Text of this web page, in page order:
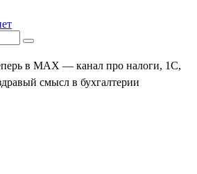
в MAX — канал про налоги, 1С,
смысл в бухгалтерии